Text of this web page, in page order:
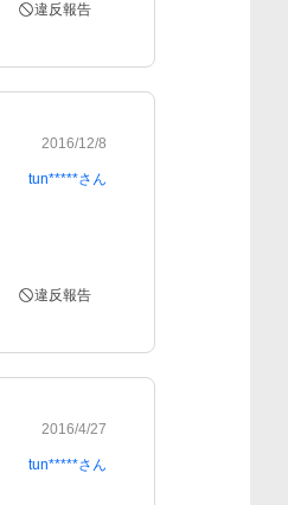
違反報告
2016/12/8
tun*****さん
違反報告
2016/4/27
tun*****さん